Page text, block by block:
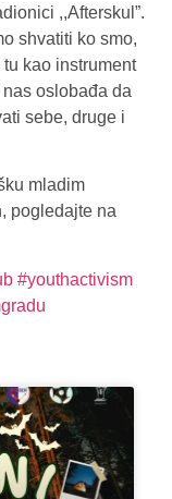
,,Afterskul”.
shvatiti ko smo,
kao instrument
oslobađa da
sebe, druge i
mladim
pogledajte na
#youthactivism